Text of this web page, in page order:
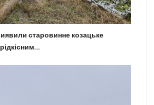
старовинне козацьке